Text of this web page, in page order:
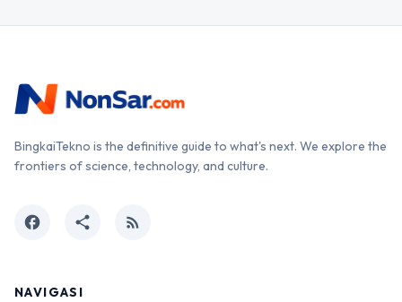
BingkaiTekno is the definitive guide to what's next. We explore the
frontiers of science, technology, and culture.
facebook share rss_feed
NAVIGASI